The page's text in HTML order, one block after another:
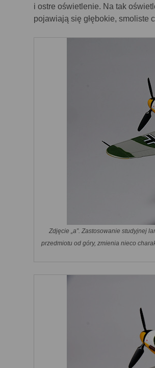
i ostre oświetlenie. Na tak
pojawiają się głębokie, smoliste
Zdjęcie „a”. Zastosowanie studyjnej
przedmiotu od góry, zmienia nieco